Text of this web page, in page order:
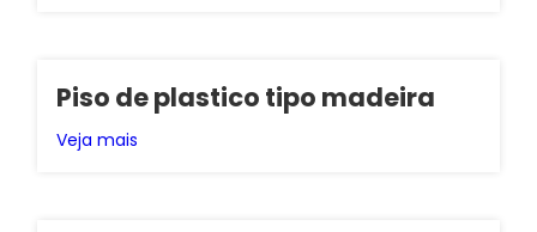
Piso de plastico tipo madeira
Veja mais